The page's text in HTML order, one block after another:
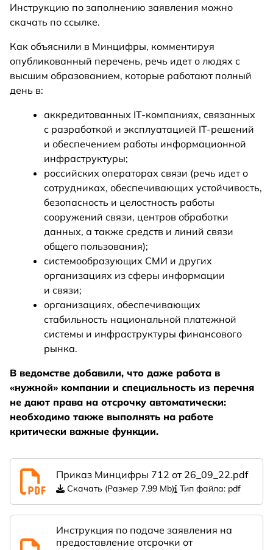
Инструкцию по заполнению заявления можно
скачать по ссылке.
Как объяснили в Минцифры, комментируя
опубликованный перечень, речь идет о людях с
высшим образованием, которые работают полный
день в:
аккредитованных IT-компаниях, связанных
с разработкой и эксплуатацией IT-решений
и обеспечением работы информационной
инфраструктуры;
российских операторах связи (речь идет о
сотрудниках, обеспечивающих устойчивость,
безопасность и целостность работы
сооружений связи, центров обработки
данных, а также средств и линий связи
общего пользования);
системообразующих СМИ и других
организациях из сферы информации
и связи;
организациях, обеспечивающих
стабильность национальной платежной
системы и инфраструктуры финансового
рынка.
В ведомстве добавили, что даже работа в
«нужной» компании и специальность из перечня
не дают права на отсрочку автоматически:
необходимо также выполнять на работе
критически важные функции.
Приказ Минцифры 712 от 26_09_22.pdf
Скачать (Размер 7.99 Mb) Тип файла: pdf
Инструкция по подаче заявления на
предоставление отсрочки от